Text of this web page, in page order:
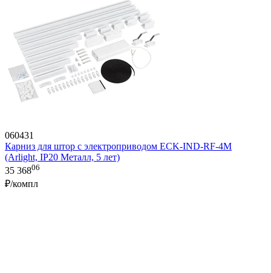
060431
Карниз для штор с электроприводом ECK-IND-RF-4M
(Arlight, IP20 Металл, 5 лет)
35 36806
₽/компл